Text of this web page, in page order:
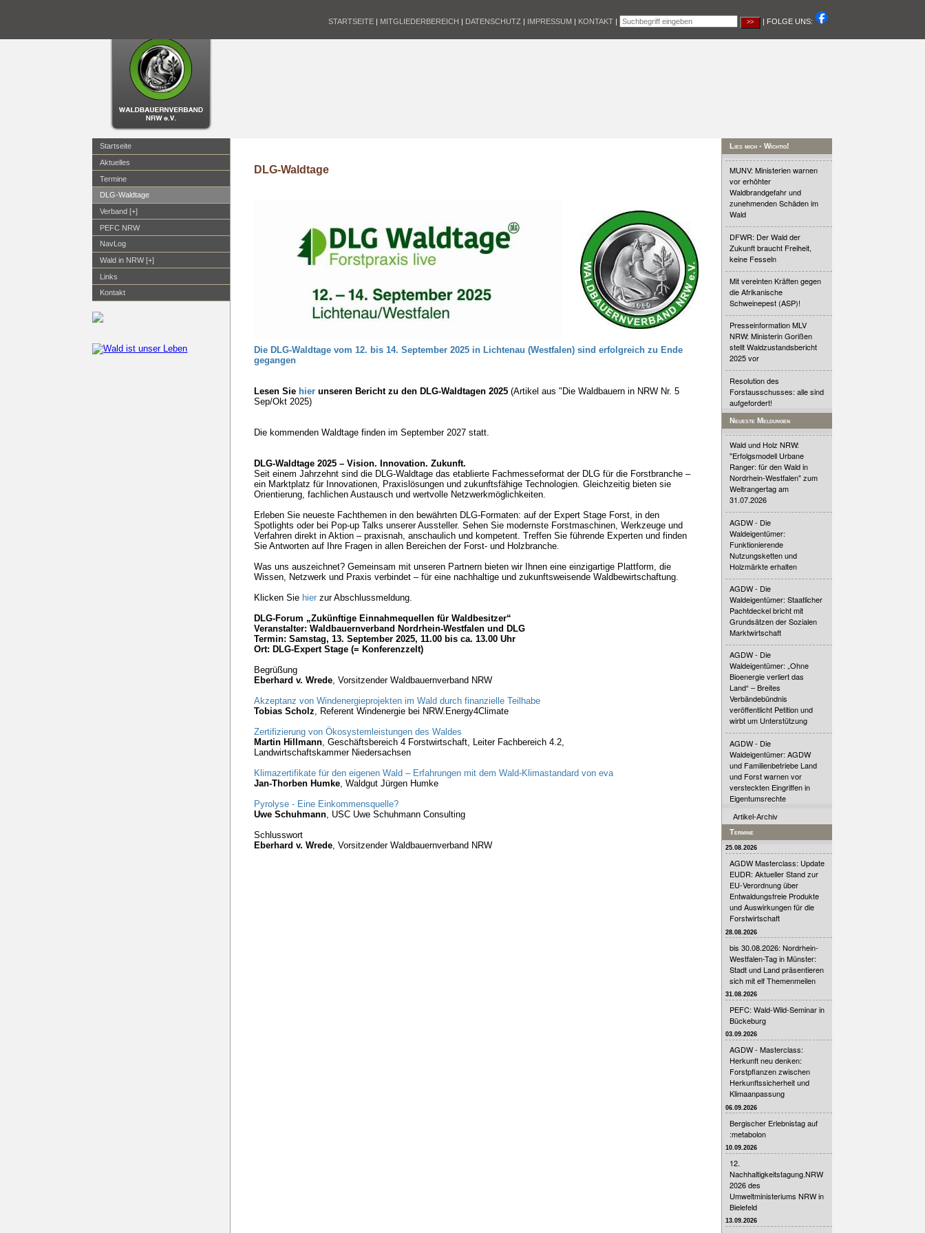
STARTSEITE | MITGLIEDERBEREICH | DATENSCHUTZ | IMPRESSUM | KONTAKT | | FOLGE UNS:
Startseite
Aktuelles
Termine
DLG-Waldtage
Verband [+]
PEFC NRW
NavLog
Wald in NRW [+]
Links
Kontakt
DLG-Waldtage
Die DLG-Waldtage vom 12. bis 14. September 2025 in Lichtenau (Westfalen) sind erfolgreich zu Ende
gegangen
Lesen Sie hierunseren Bericht zu den DLG-Waldtagen 2025(Artikel aus "Die Waldbauern in NRW Nr. 5
Sep/Okt 2025)
Die kommenden Waldtage finden im September 2027 statt.
DLG-Waldtage 2025 – Vision. Innovation. Zukunft.
Seit einem Jahrzehnt sind die DLG-Waldtage das etablierte Fachmesseformat der DLG für die Forstbranche –
ein Marktplatz für Innovationen, Praxislösungen und zukunftsfähige Technologien. Gleichzeitig bieten sie
Orientierung, fachlichen Austausch und wertvolle Netzwerkmöglichkeiten.
Erleben Sie neueste Fachthemen in den bewährten DLG-Formaten: auf der Expert Stage Forst, in den
Spotlights oder bei Pop-up Talks unserer Aussteller. Sehen Sie modernste Forstmaschinen, Werkzeuge und
Verfahren direkt in Aktion – praxisnah, anschaulich und kompetent. Treffen Sie führende Experten und finden
Sie Antworten auf Ihre Fragen in allen Bereichen der Forst- und Holzbranche.
Was uns auszeichnet? Gemeinsam mit unseren Partnern bieten wir Ihnen eine einzigartige Plattform, die
Wissen, Netzwerk und Praxis verbindet – für eine nachhaltige und zukunftsweisende Waldbewirtschaftung.
Klicken Sie hierzur Abschlussmeldung.
DLG-Forum „Zukünftige Einnahmequellen für Waldbesitzer“
Veranstalter: Waldbauernverband Nordrhein-Westfalen und DLG
Termin: Samstag, 13. September 2025, 11.00 bis ca. 13.00 Uhr
Ort: DLG-Expert Stage (= Konferenzzelt)
Begrüßung
Eberhard v. Wrede, Vorsitzender Waldbauernverband NRW
Akzeptanz von Windenergieprojekten im Wald durch finanzielle Teilhabe
Tobias Scholz , Referent Windenergie bei NRW.Energy4Climate
Zertifizierung von Ökosystemleistungen des Waldes
Martin Hillmann, Geschäftsbereich 4 Forstwirtschaft, Leiter Fachbereich 4.2,
Landwirtschaftskammer Niedersachsen
Klimazertifikate für den eigenen Wald – Erfahrungen mit dem Wald-Klimastandard von eva
Jan-Thorben Humke, Waldgut Jürgen Humke
Pyrolyse - Eine Einkommensquelle?
Uwe Schuhmann, USC Uwe Schuhmann Consulting
Schlusswort
Eberhard v. Wrede, Vorsitzender Waldbauernverband NRW
Lies mich - Wichtig!
MUNV: Ministerien warnen
vor erhöhter
Waldbrandgefahr und
zunehmenden Schäden im
Wald
DFWR: Der Wald der
Zukunft braucht Freiheit,
keine Fesseln
Mit vereinten Kräften gegen
die Afrikanische
Schweinepest (ASP)!
Presseinformation MLV
NRW: Ministerin Gorißen
stellt Waldzustandsbericht
2025 vor
Resolution des
Forstausschusses: alle sind
aufgefordert!
Neueste Meldungen
Wald und Holz NRW:
"Erfolgsmodell Urbane
Ranger: für den Wald in
Nordrhein-Westfalen" zum
Weltrangertag am
31.07.2026
AGDW - Die
Waldeigentümer:
Funktionierende
Nutzungsketten und
Holzmärkte erhalten
AGDW - Die
Waldeigentümer: Staatlicher
Pachtdeckel bricht mit
Grundsätzen der Sozialen
Marktwirtschaft
AGDW - Die
Waldeigentümer: „Ohne
Bioenergie verliert das
Land“ – Breites
Verbändebündnis
veröffentlicht Petition und
wirbt um Unterstützung
AGDW - Die
Waldeigentümer: AGDW
und Familienbetriebe Land
und Forst warnen vor
versteckten Eingriffen in
Eigentumsrechte
Artikel-Archiv
Termine
25.08.2026
AGDW Masterclass: Update
EUDR: Aktueller Stand zur
EU-Verordnung über
Entwaldungsfreie Produkte
und Auswirkungen für die
Forstwirtschaft
28.08.2026
bis 30.08.2026: Nordrhein-
Westfalen-Tag in Münster:
Stadt und Land präsentieren
sich mit elf Themenmeilen
31.08.2026
PEFC: Wald-Wild-Seminar in
Bückeburg
03.09.2026
AGDW - Masterclass:
Herkunft neu denken:
Forstpflanzen zwischen
Herkunftssicherheit und
Klimaanpassung
06.09.2026
Bergischer Erlebnistag auf
:metabolon
10.09.2026
12.
Nachhaltigkeitstagung.NRW
2026 des
Umweltministeriums NRW in
Bielefeld
13.09.2026